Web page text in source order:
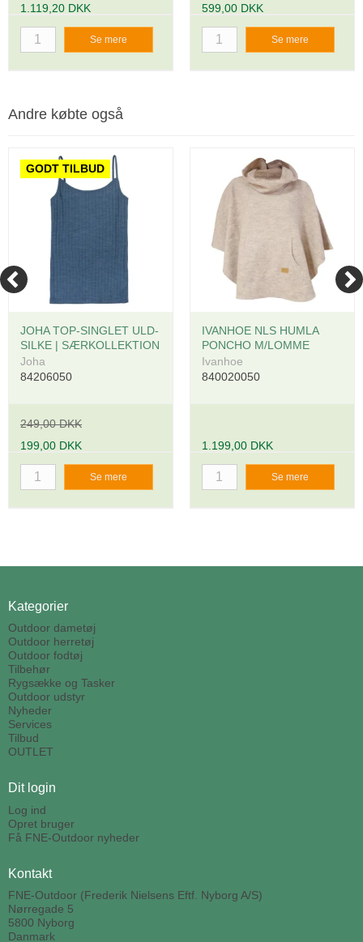
1.119,20 DKK
Se mere
599,00 DKK
Se mere
Andre købte også
GODT TILBUD
JOHA TOP-SINGLET ULD-
SILKE | SÆRKOLLEKTION
Joha
84206050
249,00 DKK
199,00 DKK
Se mere
IVANHOE NLS HUMLA
PONCHO M/LOMME
Ivanhoe
840020050
1.199,00 DKK
Se mere
Kategorier
Outdoor dametøj
Outdoor herretøj
Outdoor fodtøj
Tilbehør
Rygsække og Tasker
Outdoor udstyr
Nyheder
Services
Tilbud
OUTLET
Dit login
Log ind
Opret bruger
Få FNE-Outdoor nyheder
Kontakt
FNE-Outdoor (Frederik Nielsens Eftf. Nyborg A/S)
Nørregade 5
5800 Nyborg
Danmark